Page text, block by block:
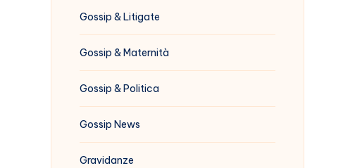
Gossip & Litigate
Gossip & Maternità
Gossip & Politica
Gossip News
Gravidanze